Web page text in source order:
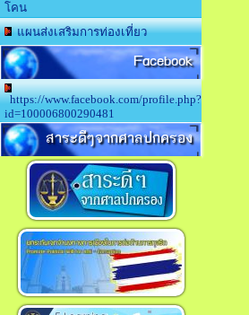
โคน
แผนส่งเสริมการท่องเที่ยว
Facebook
https://www.facebook.com/profile.php?
id=100006800290481
สาระดีๆจากศาลปกครอง